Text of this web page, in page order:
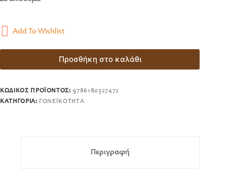
Add To Wishlist
Προσθήκη στο καλάθι
ΚΩΔΙΚΌΣ ΠΡΟΪΌΝΤΟΣ:9786180327472
ΚΑΤΗΓΟΡΊΑ: ΓΟΝΕΪΚΌΤΗΤΑ
Περιγραφή